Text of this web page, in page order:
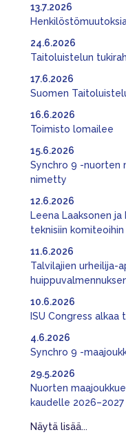
13.7.2026
Taitoluistelun
24.6.2026
Suomen
17.6.2026
Toimisto lomailee
16.6.2026
Synchro 9 -nuorten
nimetty
15.6.2026
Leena Laaksonen
teknisiin komiteoihin
12.6.2026
Talvilajien urheilija-
11.6.2026
ISU Congress alkaa
10.6.2026
Synchro 9 -
4.6.2026
Nuorten
kaudelle 2026–2027
29.5.2026
Näytä lisää...